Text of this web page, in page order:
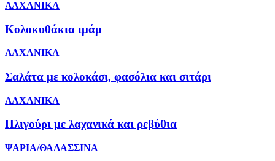
ΛΑΧΑΝΙΚΑ
Κολοκυθάκια ιμάμ
ΛΑΧΑΝΙΚΑ
Σαλάτα με κολοκάσι, φασόλια και σιτάρι
ΛΑΧΑΝΙΚΑ
Πλιγούρι με λαχανικά και ρεβύθια
ΨΑΡΙΑ/ΘΑΛΑΣΣΙΝΑ